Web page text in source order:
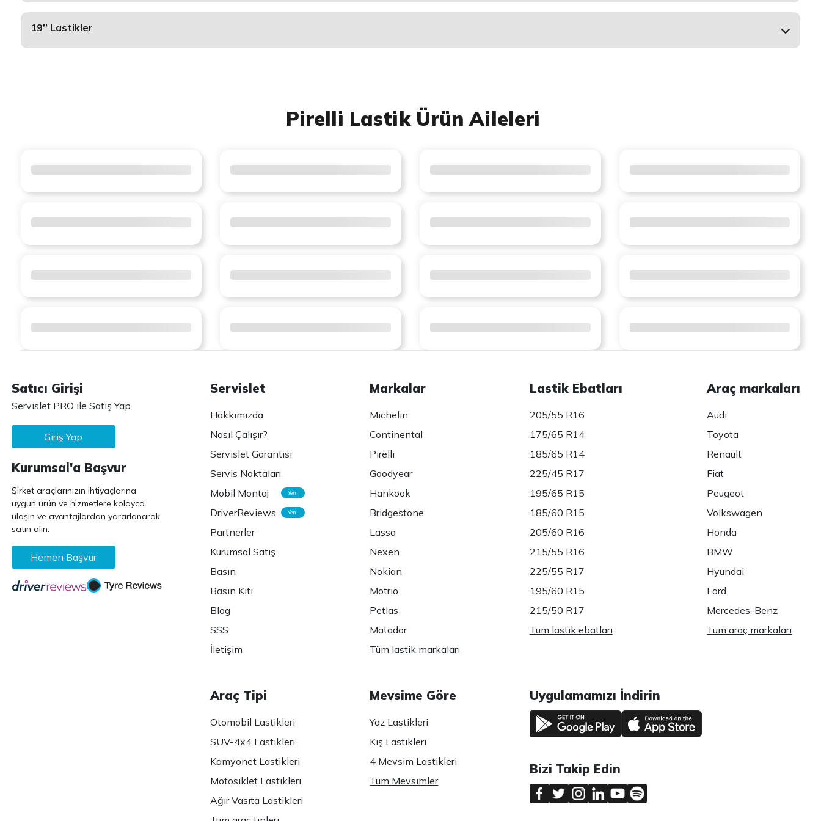
19’’ Lastikler
Pirelli Lastik Ürün Aileleri
Satıcı Girişi
Servislet PRO ile Satış Yap
Giriş Yap
Kurumsal'a Başvur
Şirket araçlarınızın ihtiyaçlarına
uygun ürün ve hizmetlere kolayca
ulaşın ve avantajlardan yararlanarak
satın alın.
Hemen Başvur
Servislet
Hakkımızda
Nasıl Çalışır?
Servislet Garantisi
Servis Noktaları
Mobil Montaj
Yeni
DriverReviews Yeni
Partnerler
Kurumsal Satış
Basın
Basın Kiti
Blog
SSS
İletişim
Markalar
Michelin
Continental
Pirelli
Goodyear
Hankook
Bridgestone
Lassa
Nexen
Nokian
Motrio
Petlas
Matador
Tüm lastik markaları
Lastik Ebatları
205/55 R16
175/65 R14
185/65 R14
225/45 R17
195/65 R15
185/60 R15
205/60 R16
215/55 R16
225/55 R17
195/60 R15
215/50 R17
Tüm lastik ebatları
Araç markaları
Audi
Toyota
Renault
Fiat
Peugeot
Volkswagen
Honda
BMW
Hyundai
Ford
Mercedes-Benz
Tüm araç markaları
Araç Tipi
Otomobil Lastikleri
SUV-4x4 Lastikleri
Kamyonet Lastikleri
Motosiklet Lastikleri
Ağır Vasıta Lastikleri
Mevsime Göre
Yaz Lastikleri
Kış Lastikleri
4 Mevsim Lastikleri
Tüm Mevsimler
Uygulamamızı İndirin
Bizi Takip Edin